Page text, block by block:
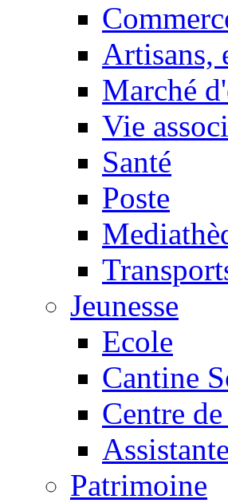
Artisans,
Marché
Vie
Santé
Poste
Jeunesse
Ecole
Cantine
Centre
Patrimoine